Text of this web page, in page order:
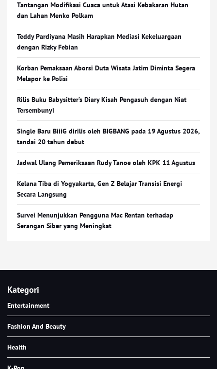
Tantangan Modifikasi Cuaca untuk Atasi Kebakaran Hutan
dan Lahan Menko Polkam
Teddy Pardiyana Masih Harapkan Mediasi Kekeluargaan
dengan Rizky Febian
Korban Pemaksaan Aborsi Duta Wisata Jatim Diminta Segera
Melapor ke Polisi
Rilis Buku Babysitter’s Diary Kisah Pengasuh dengan Niat
Tersembunyi
Single Baru BiiiG dirilis oleh BIGBANG pada 19 Agustus 2026,
tandai 20 tahun debut
Jadwal Ulang Pemeriksaan Rudy Tanoe oleh KPK 11 Agustus
Kelana Tiba di Yogyakarta, Gen Z Belajar Transisi Energi
Secara Langsung
Survei Menunjukkan Pengguna Mac Rentan terhadap
Serangan Siber yang Meningkat
Kategori
Entertainment
Fashion And Beauty
Health